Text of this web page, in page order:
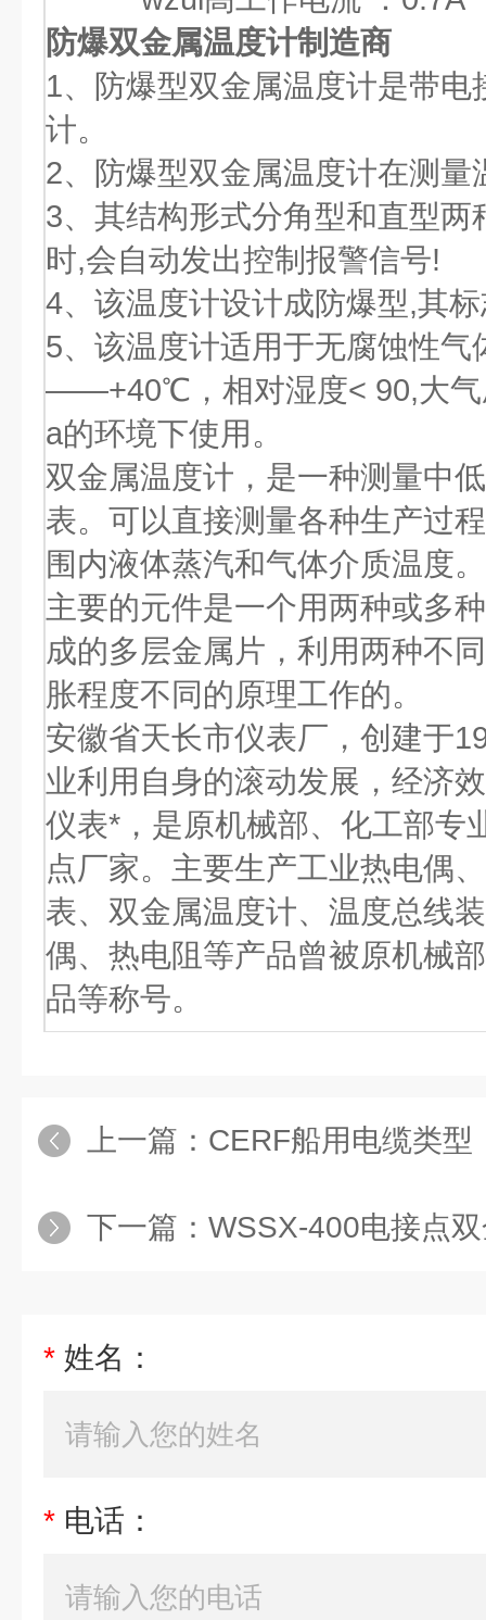
防爆双金属温度计制造商
1、防爆型双金属温度计是带电
计。
2、防爆型双金属温度计在测量
3、其结构形式分角型和直型两
时,会自动发出控制报警信号!
4、该温度计设计成防爆型,其
5、该温度计适用于无腐蚀性
——+40℃，相对湿度< 90,大
a的环境下使用。
双金属温度计，是一种测量中
表。可以直接测量各种生产过
围内液体蒸汽和气体介质温度
主要的元件是一个用两种或多
成的多层金属片，利用两种不
胀程度不同的原理工作的
安徽省天长市仪表厂，创建于
业利用自身的滚动发展，经济
仪表*，是原机械部、化工部专
点厂家。主要生产工业热电偶
表、双金属温度计、温度总线
偶、热电阻等产品曾被原机械
品等称号。
上一篇： CERF船用电缆类型
下一篇： WSSX-400电接点
* 姓名：
* 电话：